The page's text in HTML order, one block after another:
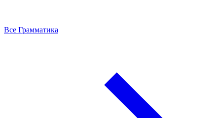
Все Грамматика